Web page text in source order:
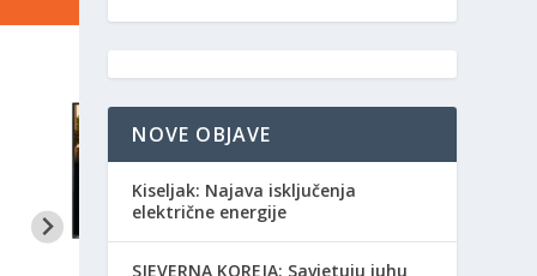
NOVE OBJAVE
Kiseljak: Najava isključenja
električne energije
SJEVERNA KOREJA: Savjetuju juhu